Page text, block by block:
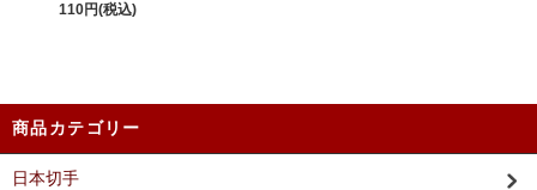
110円(税込)
商品カテゴリー
日本切手